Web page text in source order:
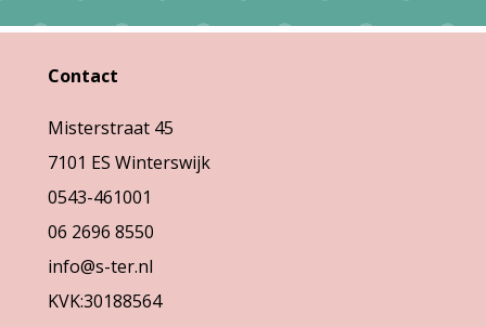
variaties.
kan
gekozen
worden
op
de
productpagina
Contact
Misterstraat 45
7101 ES Winterswijk
0543-461001
06 2696 8550
info@s-ter.nl
KVK:30188564